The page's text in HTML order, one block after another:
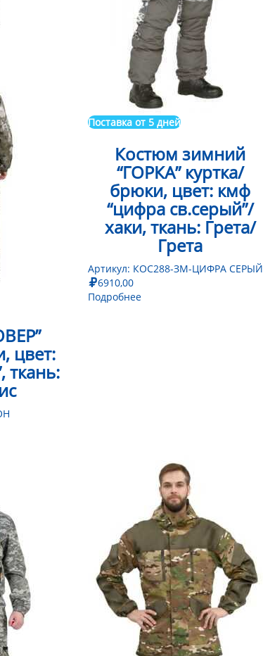
цвет:
ткань:
Поставка от 5 дней
Костюм зимний
“ГОРКА” куртка/
брюки, цвет: кмф
“цифра св.серый”/
хаки, ткань: Грета/
Грета
Артикул: КОС288-ЗМ-ЦИФРА СЕРЫЙ
6910,00
Подробнее